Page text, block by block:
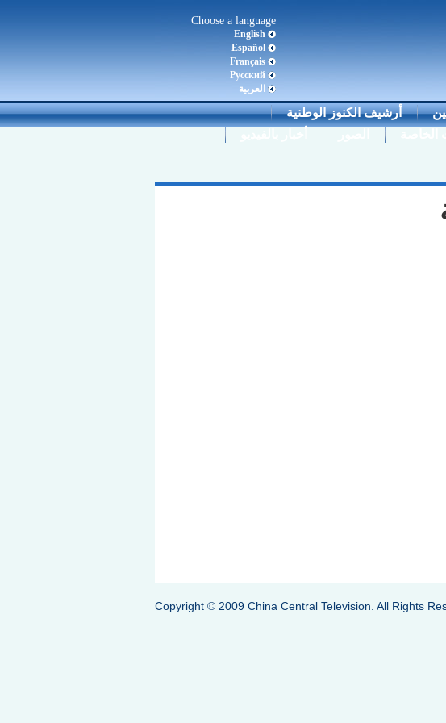
Choose a language
English
Español
Français
Pусский
العربية
أرشيف الكنوز الوطنية
Copyright © 2009 China Central Television. All Rights